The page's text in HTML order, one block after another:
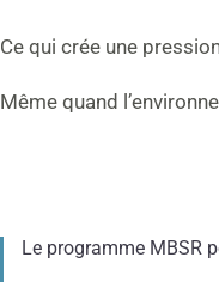
Ce qui crée une
Même quand
Le programme MBSR